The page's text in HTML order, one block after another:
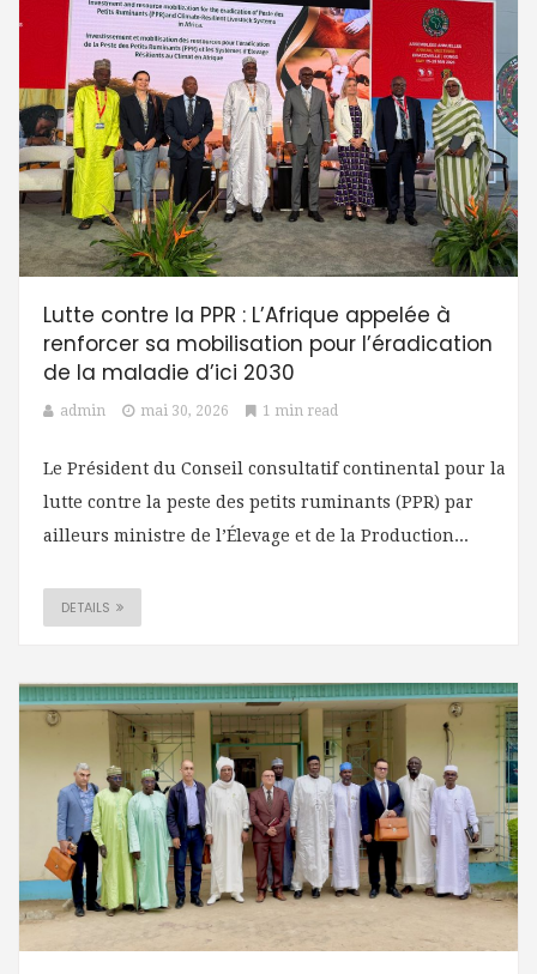
Lutte contre la PPR : L’Afrique appelée à
renforcer sa mobilisation pour l’éradication
de la maladie d’ici 2030
admin mai 30, 2026 1 min read
Le Président du Conseil consultatif continental pour la
lutte contre la peste des petits ruminants (PPR) par
ailleurs ministre de l’Élevage et de la Production...
DETAILS